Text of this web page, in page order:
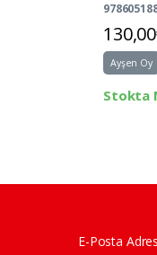
Ayşen Oy
Stokta
E-Posta